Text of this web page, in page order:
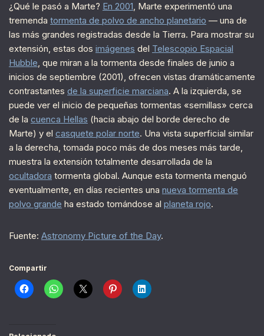
¿Qué le pasó a Marte? En 2001, Marte experimentó una
tremenda tormenta de polvo de ancho planetario — una de
las más grandes registradas desde la Tierra. Para mostrar su
extensión, estas dos imágenes del Telescopio Espacial
Hubble, que miran a la tormenta desde finales de junio a
inicios de septiembre (2001), ofrecen vistas dramáticamente
contrastantes de la superficie marciana. A la izquierda, se
puede ver el inicio de pequeñas tormentas «semillas» cerca
de la cuenca Hellas (hacia abajo del borde derecho de
Marte) y el casquete polar norte. Una vista superficial similar
a la derecha, tomada poco más de dos meses más tarde,
muestra la extensión totalmente desarrollada de la
ocultadora tormenta global. Aunque esta tormenta menguó
eventualmente, en días recientes una nueva tormenta de
polvo grande ha estado tomándose al planeta rojo.
Fuente: Astronomy Picture of the Day.
Compartir